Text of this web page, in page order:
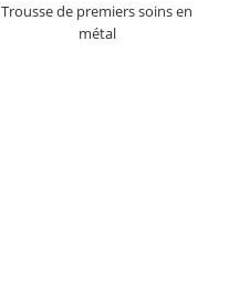
Trousse de premiers soins en
métal